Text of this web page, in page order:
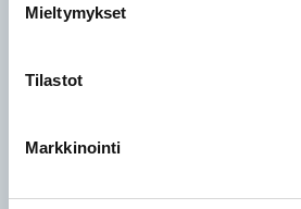
Mieltymykset
Tilastot
Markkinointi
Talliosake Tuusula